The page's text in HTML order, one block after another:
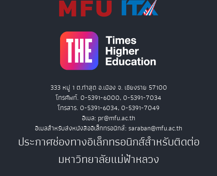
333 หมู่ 1 ต.ท่าสุด อ.เมือง จ. เชียงราย 57100
โทรศัพท์. 0-5391-6000, 0-5391-7034
โทรสาร. 0-5391-6034, 0-5391-7049
อีเมล: pr@mfu.ac.th
อีเมลสำหรับส่งหนังสืออิเล็กทรอนิกส์: saraban@mfu.ac.th
ประกาศช่องทางอิเล็กทรอนิกส์สำหรับติดต่อ
มหาวิทยาลัยแม่ฟ้าหลวง